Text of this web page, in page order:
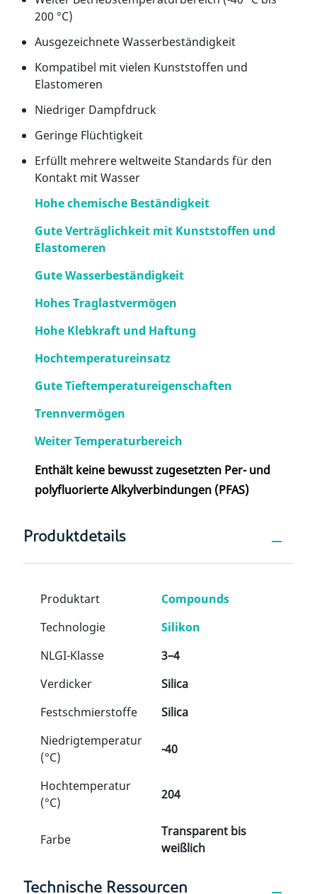
200 °C)
Ausgezeichnete Wasserbeständigkeit
Kompatibel mit vielen Kunststoffen und
Elastomeren
Niedriger Dampfdruck
Geringe Flüchtigkeit
Erfüllt mehrere weltweite Standards für den
Kontakt mit Wasser
Hohe chemische Beständigkeit
Gute Verträglichkeit mit Kunststoffen und
Elastomeren
Gute Wasserbeständigkeit
Hohes Traglastvermögen
Hohe Klebkraft und Haftung
Hochtemperatureinsatz
Gute Tieftemperatureigenschaften
Trennvermögen
Weiter Temperaturbereich
Enthält keine bewusst zugesetzten Per- und
polyfluorierte Alkylverbindungen (PFAS)
Produktdetails
Produktart
Compounds
Technologie
Silikon
NLGI-Klasse
3–4
Verdicker
Silica
Festschmierstoffe
Silica
Niedrigtemperatur
(°C)
-40
Hochtemperatur
(°C)
204
Farbe
Transparent bis
weißlich
Technische Ressourcen